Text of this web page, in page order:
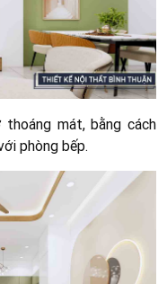
mát, bằng cách
phòng bếp.